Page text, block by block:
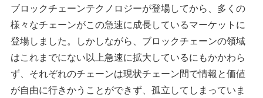
ブロックチェーンテクノロジーが登場してから、多くの
様々なチェーンがこの急速に成長しているマーケットに
登場しました。しかしながら、ブロックチェーンの領域
はこれまでにない以上急速に拡大しているにもかかわら
ず、それぞれのチェーンは現状チェーン間で情報と価値
が自由に行きかうことができず、孤立してしまっていま